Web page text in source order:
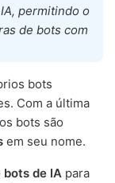
permitindo o
de bots com
bots
Com a última
bots são
em seu nome.
bots de IA para